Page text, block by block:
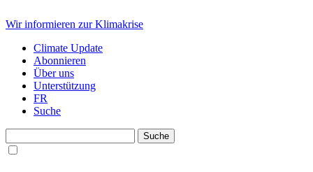
Wir informieren zur Klimakrise
Climate Update
Abonnieren
Über uns
Unterstützung
FR
Suche